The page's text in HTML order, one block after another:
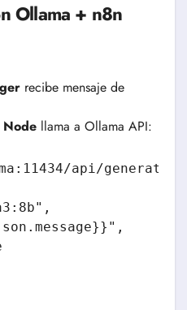
Ollama + n8n
recibe mensaje de
Nodellama a Ollama API:
api/generate